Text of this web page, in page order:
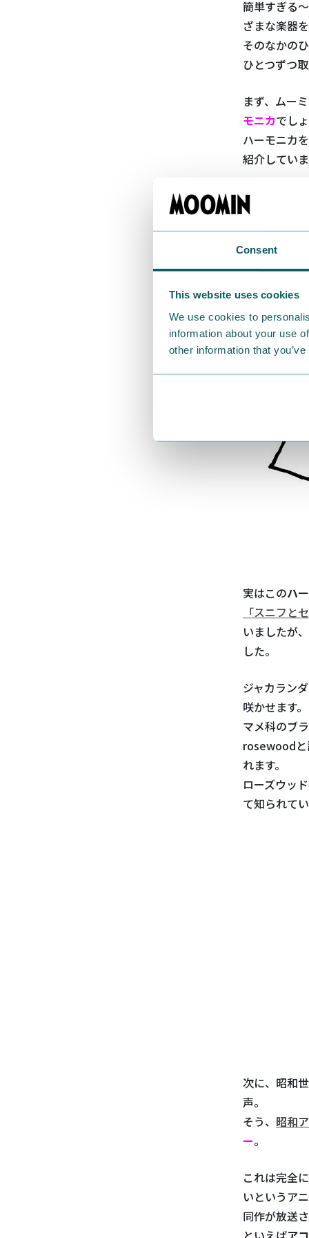
Consent
This website uses cookies
We use cookies to
information about your use
other information that
簡単すぎる
ざまな楽器
そのなかの
ひとつずつ
まず、ムー
モニカでしょ
ハーモニカ
紹介していま
実はこのハ
「スニフと
いましたが
した。
ジャカラン
咲かせます
マメ科のブ
rosewoodと
れます。
ローズウッ
て知られて
次に、昭和
声。
そう、 昭和
ー。
これは完全
いというア
同作が放送